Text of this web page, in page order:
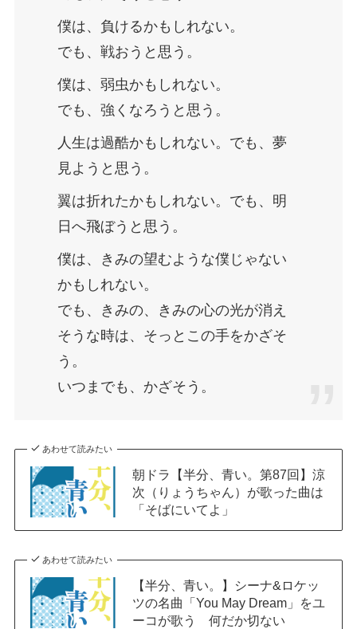
僕は、負けるかもしれない。
でも、戦おうと思う。
僕は、弱虫かもしれない。
でも、強くなろうと思う。
人生は過酷かもしれない。でも、夢
見ようと思う。
翼は折れたかもしれない。でも、明
日へ飛ぼうと思う。
僕は、きみの望むような僕じゃない
かもしれない。
でも、きみの、きみの心の光が消え
そうな時は、そっとこの手をかざそ
う。
いつまでも、かざそう。
あわせて読みたい
朝ドラ【半分、青い。第87回】涼
次（りょうちゃん）が歌った曲は
「そばにいてよ」
あわせて読みたい
【半分、青い。】シーナ&ロケッ
ツの名曲「You May Dream」をユ
ーコが歌う 何だか切ない